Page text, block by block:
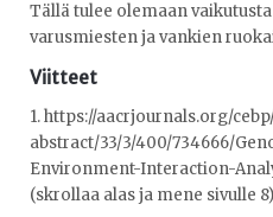
Tällä tulee olemaan
varusmiesten ja vankien
Viitteet
1. https://aacrjournals.org/
abstract/33/3/400/734666/
Environment-Interaction-
(skrollaa alas ja mene sivulle 8)